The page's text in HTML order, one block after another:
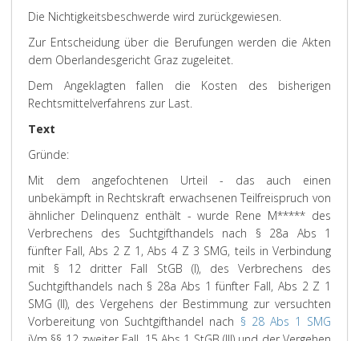
Die Nichtigkeitsbeschwerde wird zurückgewiesen.
Zur Entscheidung über die Berufungen werden die Akten
dem Oberlandesgericht Graz zugeleitet.
Dem Angeklagten fallen die Kosten des bisherigen
Rechtsmittelverfahrens zur Last.
Text
Gründe:
Mit dem angefochtenen Urteil - das auch einen
unbekämpft in Rechtskraft erwachsenen Teilfreispruch von
ähnlicher Delinquenz enthält - wurde Rene M***** des
Verbrechens des Suchtgifthandels nach § 28a Abs 1
fünfter Fall, Abs 2 Z 1, Abs 4 Z 3 SMG, teils in Verbindung
mit § 12 dritter Fall StGB (I), des Verbrechens des
Suchtgifthandels nach § 28a Abs 1 fünfter Fall, Abs 2 Z 1
SMG (II), des Vergehens der Bestimmung zur versuchten
Vorbereitung von Suchtgifthandel nach § 28 Abs 1 SMG